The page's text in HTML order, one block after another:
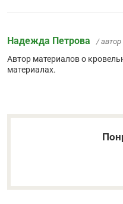
Надежда Петрова / автор
Автор материалов о
материалах.